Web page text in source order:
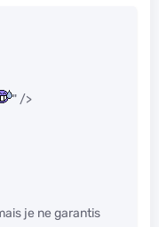
" />
je ne garantis